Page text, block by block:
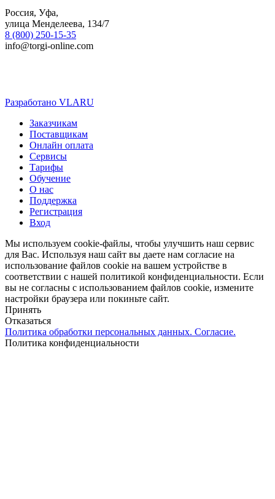
Россия, Уфа,
улица Менделеева, 134/7
8 (800) 250-15-35
info@torgi-online.com
Разработано VLARU
Close
Menu
Заказчикам
Поставщикам
Онлайн оплата
Сервисы
Тарифы
Обучение
О нас
Поддержка
Регистрация
Вход
Мы используем cookie-файлы, чтобы улучшить наш сервис
для Вас. Используя наш сайт вы даете нам согласие на
использование файлов cookie на вашем устройстве в
соответствии с нашей политикой конфиденциальности. Если
вы не согласны с использованием файлов cookie, измените
настройки браузера или покиньте сайт.
Принять
Отказаться
Политика обработки персональных данных. Согласие.
Политика конфиденциальности